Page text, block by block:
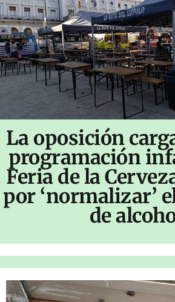
La oposición
programación
Feria de la
por ‘normalizar’
de